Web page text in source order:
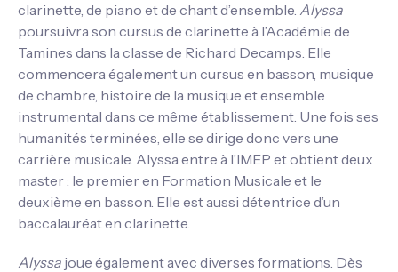
clarinette, de piano et de chant d’ensemble. Alyssa
poursuivra son cursus de clarinette à l’Académie de
Tamines dans la classe de Richard Decamps. Elle
commencera également un cursus en basson, musique
de chambre, histoire de la musique et ensemble
instrumental dans ce même établissement. Une fois ses
humanités terminées, elle se dirige donc vers une
carrière musicale. Alyssa entre à l’IMEP et obtient deux
master : le premier en Formation Musicale et le
deuxième en basson. Elle est aussi détentrice d’un
baccalauréat en clarinette.
Alyssa joue également avec diverses formations. Dès